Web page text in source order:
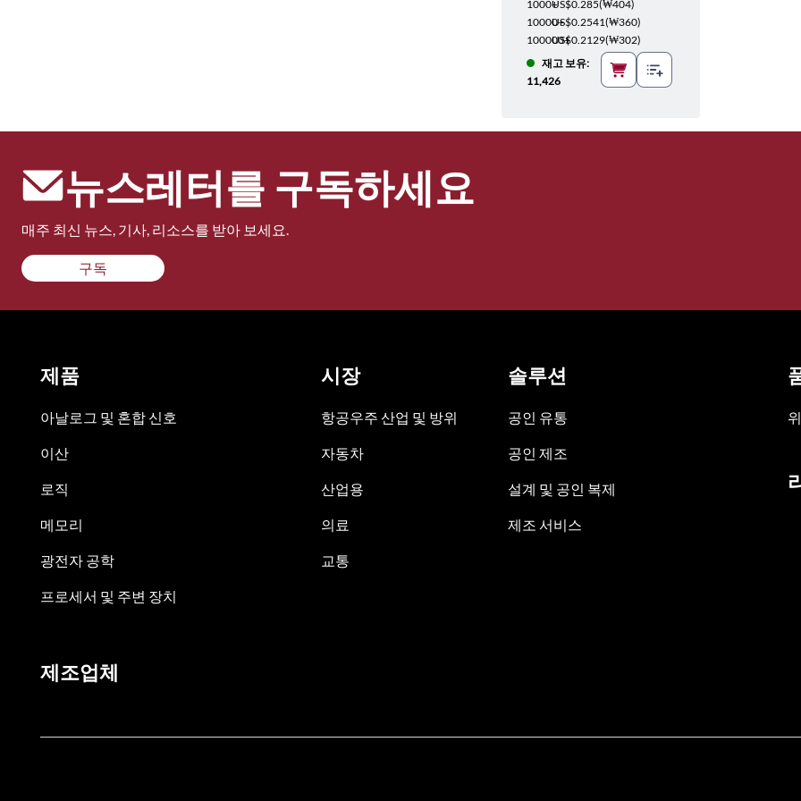
1000+US$0.285(₩404)
10000+US$0.2541(₩360)
100000+US$0.2129(₩302)
재고 보유:
11,426
뉴스레터를 구독하세요
매주 최신 뉴스, 기사, 리소스를 받아 보세요.
구독
제품
아날로그 및 혼합 신호
이산
로직
메모리
광전자 공학
프로세서 및 주변 장치
시장
항공우주 산업 및 방위
자동차
산업용
의료
교통
솔루션
공인 유통
공인 제조
설계 및 공인 복제
제조 서비스
제조업체